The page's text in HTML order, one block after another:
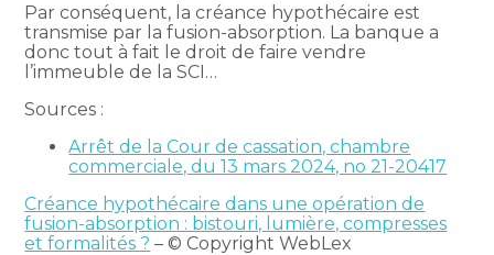
Par conséquent, la créance hypothécaire est
transmise par la fusion-absorption. La banque a
donc tout à fait le droit de faire vendre
l’immeuble de la SCI…
Sources :
Arrêt de la Cour de cassation, chambre
commerciale, du 13 mars 2024, no 21-20417
Créance hypothécaire dans une opération de
fusion-absorption : bistouri, lumière, compresses
et formalités ? – © Copyright WebLex